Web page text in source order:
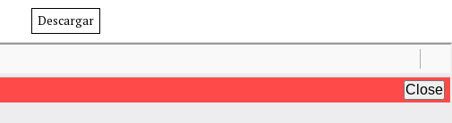
Descargar